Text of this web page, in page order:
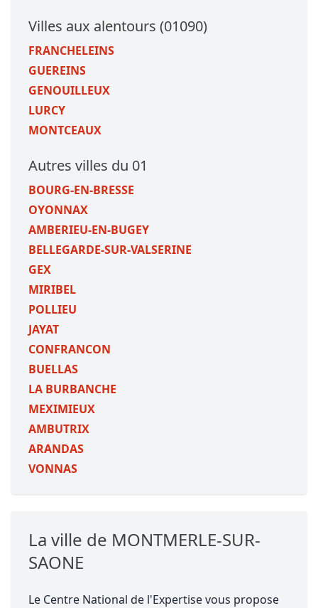
Villes aux alentours (01090)
FRANCHELEINS
GUEREINS
GENOUILLEUX
LURCY
MONTCEAUX
Autres villes du 01
BOURG-EN-BRESSE
OYONNAX
AMBERIEU-EN-BUGEY
BELLEGARDE-SUR-VALSERINE
GEX
MIRIBEL
POLLIEU
JAYAT
CONFRANCON
BUELLAS
LA BURBANCHE
MEXIMIEUX
AMBUTRIX
ARANDAS
VONNAS
La ville de MONTMERLE-SUR-
SAONE
Le Centre National de l'Expertise vous propose